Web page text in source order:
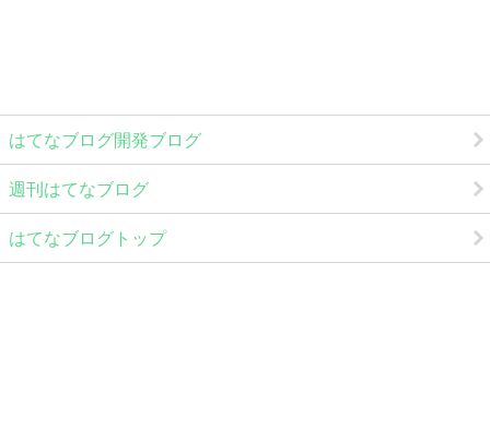
はてなブログ開発ブログ
週刊はてなブログ
はてなブログトップ